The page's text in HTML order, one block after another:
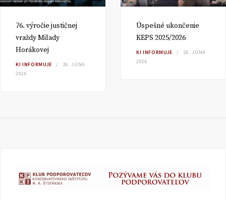
76. výročie justičnej
vraždy Milady
Horákovej
KI INFORMUJE
26. JÚNA
2026
Úspešné ukončenie
KEPS 2025/2026
KI INFORMUJE
26. JÚNA
2026